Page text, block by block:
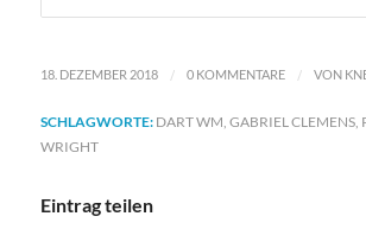
18. DEZEMBER 2018 / 0 KOMMENTARE / VON
SCHLAGWORTE: DART WM GABRIEL CLEMENS,
WRIGHT
Eintrag teilen